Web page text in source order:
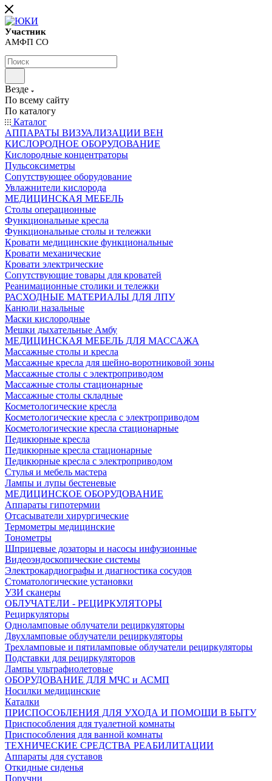
Участник
АМФП СО
Везде
По всему сайту
По каталогу
Каталог
АППАРАТЫ ВИЗУАЛИЗАЦИИ ВЕН
КИСЛОРОДНОЕ ОБОРУДОВАНИЕ
Кислородные концентраторы
Пульсоксиметры
Сопутствующее оборудование
Увлажнители кислорода
МЕДИЦИНСКАЯ МЕБЕЛЬ
Столы операционные
Функциональные кресла
Функциональные столы и тележки
Кровати медицинские функциональные
Кровати механические
Кровати электрические
Сопутствующие товары для кроватей
Реанимационные столики и тележки
РАСХОДНЫЕ МАТЕРИАЛЫ ДЛЯ ЛПУ
Канюли назальные
Маски кислородные
Мешки дыхательные Амбу
МЕДИЦИНСКАЯ МЕБЕЛЬ ДЛЯ МАССАЖА
Массажные столы и кресла
Массажные кресла для шейно-воротниковой зоны
Массажные столы с электроприводом
Массажные столы стационарные
Массажные столы складные
Косметологические кресла
Косметологические кресла с электроприводом
Косметологические кресла стационарные
Педикюрные кресла
Педикюрные кресла стационарные
Педикюрные кресла с электроприводом
Стулья и мебель мастера
Лампы и лупы бестеневые
МЕДИЦИНСКОЕ ОБОРУДОВАНИЕ
Аппараты гипотермии
Отсасыватели хирургические
Термометры медицинские
Тонометры
Шприцевые дозаторы и насосы инфузионные
Видеоэндоскопические системы
Электрокардиографы и диагностика сосудов
Стоматологические установки
УЗИ сканеры
ОБЛУЧАТЕЛИ - РЕЦИРКУЛЯТОРЫ
Рециркуляторы
Одноламповые облучатели рециркуляторы
Двухламповые облучатели рециркуляторы
Трехламповые и пятиламповые облучатели рециркуляторы
Подставки для рециркуляторов
Лампы ультрафиолетовые
ОБОРУДОВАНИЕ ДЛЯ МЧС и АСМП
Носилки медицинские
Каталки
ПРИСПОСОБЛЕНИЯ ДЛЯ УХОДА И ПОМОЩИ В БЫТУ
Приспособления для туалетной комнаты
Приспособления для ванной комнаты
ТЕХНИЧЕСКИЕ СРЕДСТВА РЕАБИЛИТАЦИИ
Аппараты для суставов
Откидные сиденья
Поручни